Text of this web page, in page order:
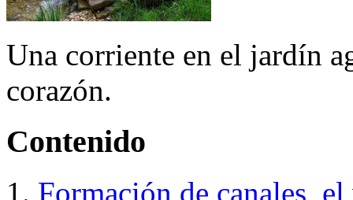
Una corriente en el jardín
corazón.
Contenido
Formación de canales el